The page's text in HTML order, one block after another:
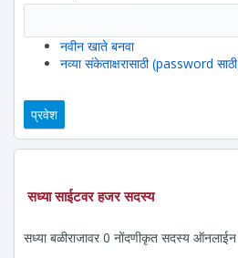
नवीन खाते बनवा
नव्या संकेताक्षरासाठी (password
सध्या साईटवर हजर सदस्य
सध्या बळीराजावर 0 नोंदणीकृत सदस्य